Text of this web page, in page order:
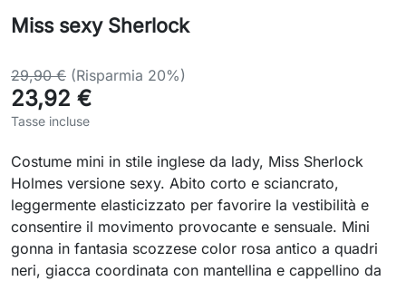
Miss sexy Sherlock
29,90 € (Risparmia 20%)
23,92 €
Tasse incluse
Costume mini in stile inglese da lady, Miss Sherlock
Holmes versione sexy. Abito corto e sciancrato,
leggermente elasticizzato per favorire la vestibilità e
consentire il movimento provocante e sensuale. Mini
gonna in fantasia scozzese color rosa antico a quadri
neri, giacca coordinata con mantellina e cappellino da